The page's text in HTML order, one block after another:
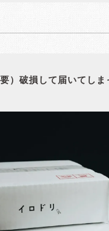
）破損して届いてしま